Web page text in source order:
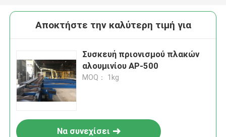
Αποκτήστε την καλύτερη τιμή για
Συσκευή πριονισμού πλακών
αλουμινίου AP-500
MOQ： 1kg
Να συνεχίσει